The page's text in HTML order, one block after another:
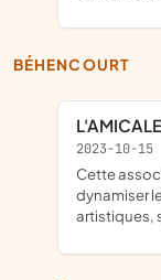
BÉHENCOURT
2023-10-15
cette association a pour objectif de faire vivre et
dynamiser
artistiques,